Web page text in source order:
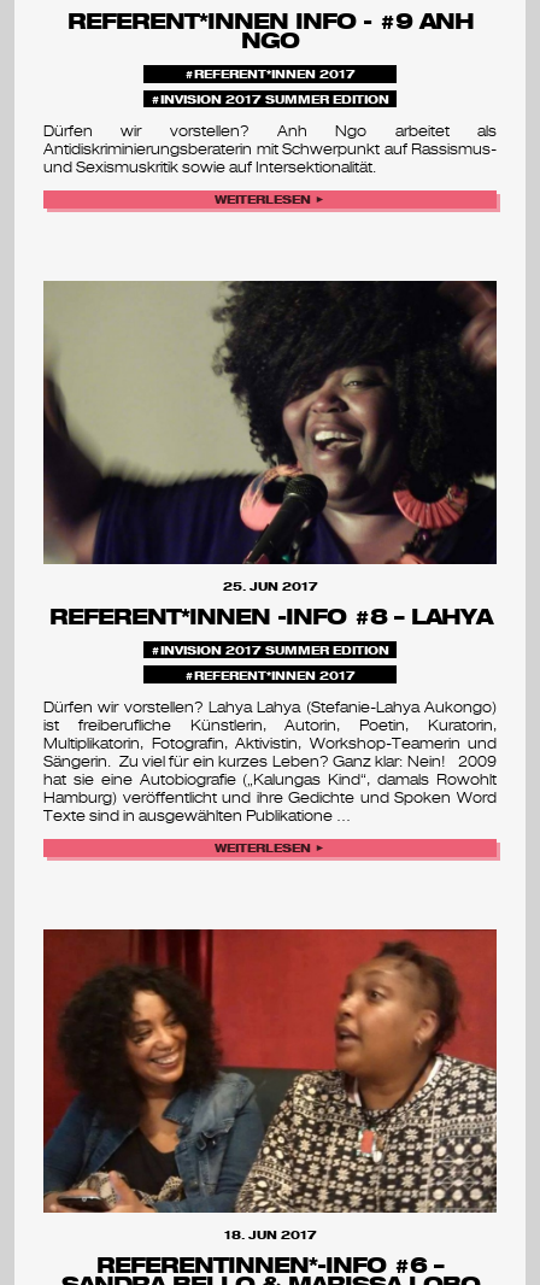
REFERENT*INNEN INFO - #9 ANH
NGO
REFERENT*INNEN 2017
INVISION 2017 SUMMER EDITION
Dürfen wir vorstellen? Anh Ngo arbeitet als
Antidiskriminierungsberaterin mit Schwerpunkt auf Rassismus-
und Sexismuskritik sowie auf Intersektionalität.
WEITERLESEN ►
25. JUN 2017
REFERENT*INNEN -INFO #8 – LAHYA
INVISION 2017 SUMMER EDITION
REFERENT*INNEN 2017
Dürfen wir vorstellen? Lahya Lahya (Stefanie-Lahya Aukongo)
ist freiberufliche Künstlerin, Autorin, Poetin, Kuratorin,
Multiplikatorin, Fotografin, Aktivistin, Workshop-Teamerin und
Sängerin. Zu viel für ein kurzes Leben? Ganz klar: Nein! 2009
hat sie eine Autobiografie („Kalungas Kind“, damals Rowohlt
Hamburg) veröffentlicht und ihre Gedichte und Spoken Word
Texte sind in ausgewählten Publikatione …
WEITERLESEN ►
18. JUN 2017
REFERENTINNEN*-INFO #6 –